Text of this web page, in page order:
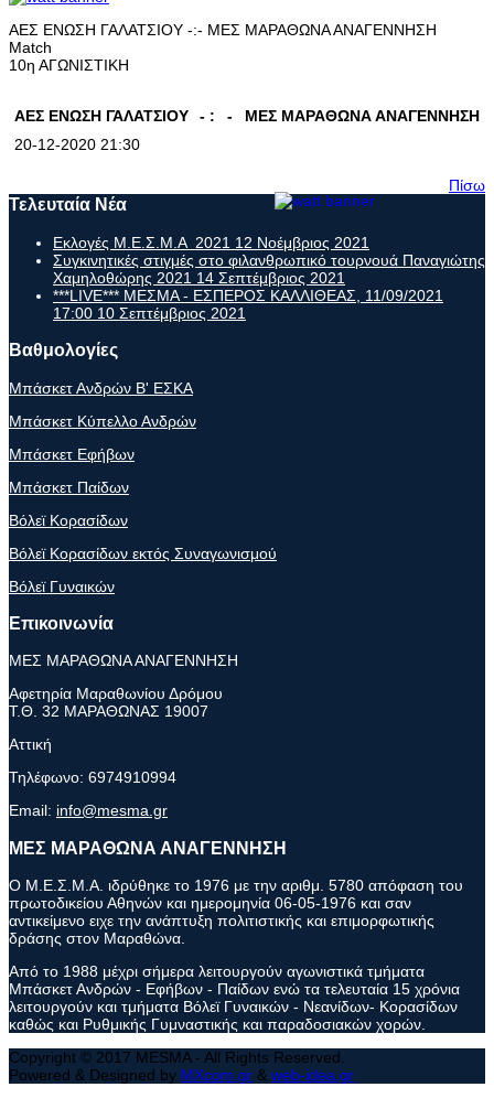
ΑΕΣ ΕΝΩΣΗ ΓΑΛΑΤΣΙΟΥ -:- ΜΕΣ ΜΑΡΑΘΩΝΑ ΑΝΑΓΕΝΝΗΣΗ
Match
10η ΑΓΩΝΙΣΤΙΚΗ
ΑΕΣ ΕΝΩΣΗ ΓΑΛΑΤΣΙΟΥ - : -
ΜΕΣ ΜΑΡΑΘΩΝΑ ΑΝΑΓΕΝΝΗΣΗ
20-12-2020 21:30
Πίσω
Τελευταία Νέα
Εκλογές Μ.Ε.Σ.Μ.Α 2021 12 Νοέμβριος 2021
Συγκινητικές στιγμές στο φιλανθρωπικό τουρνουά Παναγιώτης
Χαμηλοθώρης 2021 14 Σεπτέμβριος 2021
***LIVE*** ΜΕΣΜΑ - ΕΣΠΕΡΟΣ ΚΑΛΛΙΘΕΑΣ, 11/09/2021
17:00 10 Σεπτέμβριος 2021
Βαθμολογίες
Μπάσκετ Ανδρών Β' ΕΣΚΑ
Μπάσκετ Κύπελλο Ανδρών
Μπάσκετ Εφήβων
Μπάσκετ Παίδων
Βόλεϊ Κορασίδων
Βόλεϊ Κορασίδων εκτός Συναγωνισμού
Βόλεϊ Γυναικών
Επικοινωνία
ΜΕΣ ΜΑΡΑΘΩΝΑ ΑΝΑΓΕΝΝΗΣΗ
Αφετηρία Μαραθωνίου Δρόμου
Τ.Θ. 32 ΜΑΡΑΘΩΝΑΣ 19007
Αττική
Τηλέφωνο: 6974910994
Email: info@mesma.gr
ΜΕΣ ΜΑΡΑΘΩΝΑ ΑΝΑΓΕΝΝΗΣΗ
Ο Μ.Ε.Σ.Μ.Α. ιδρύθηκε το 1976 με την αριθμ. 5780 απόφαση του
πρωτοδικείου Αθηνών και ημερομηνία 06-05-1976 και σαν
αντικείμενο ειχε την ανάπτυξη πολιτιστικής και επιμορφωτικής
δράσης στον Μαραθώνα.
Από το 1988 μέχρι σήμερα λειτουργούν αγωνιστικά τμήματα
Μπάσκετ Ανδρών - Εφήβων - Παίδων ενώ τα τελευταία 15 χρόνια
λειτουργούν και τμήματα Βόλεϊ Γυναικών - Νεανίδων- Κορασίδων
καθώς και Ρυθμικής Γυμναστικής και παραδοσιακών χορών.
Copyright © 2017 MESMA - All Rights Reserved.
Powered & Designed by MXcom.gr & web-idea.gr